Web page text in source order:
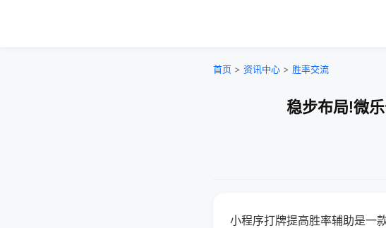
首页 > 资讯中心 > 胜率交流
稳步布局!微
小程序打牌提高胜率辅助是一